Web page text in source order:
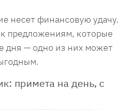
несет финансовую удачу.
предложениям, которые
дня — одно из них может
примета на день, с